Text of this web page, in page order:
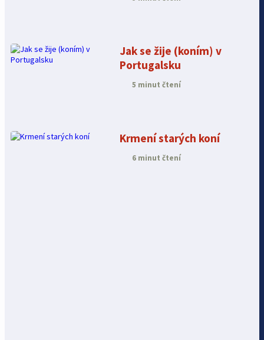
Jak se žije (koním) v
Portugalsku
5 minut čtení
Krmení starých koní
6 minut čtení